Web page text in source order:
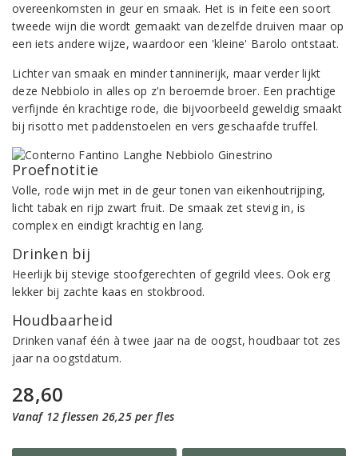
overeenkomsten in geur en smaak. Het is in feite een soort
tweede wijn die wordt gemaakt van dezelfde druiven maar op
een iets andere wijze, waardoor een 'kleine' Barolo ontstaat.
Lichter van smaak en minder tanninerijk, maar verder lijkt
deze Nebbiolo in alles op z'n beroemde broer. Een prachtige
verfijnde én krachtige rode, die bijvoorbeeld geweldig smaakt
bij risotto met paddenstoelen en vers geschaafde truffel.
Proefnotitie
Volle, rode wijn met in de geur tonen van eikenhoutrijping,
licht tabak en rijp zwart fruit. De smaak zet stevig in, is
complex en eindigt krachtig en lang.
Drinken bij
Heerlijk bij stevige stoofgerechten of gegrild vlees. Ook erg
lekker bij zachte kaas en stokbrood.
Houdbaarheid
Drinken vanaf één à twee jaar na de oogst, houdbaar tot zes
jaar na oogstdatum.
28,60
Vanaf 12 flessen 26,25 per fles